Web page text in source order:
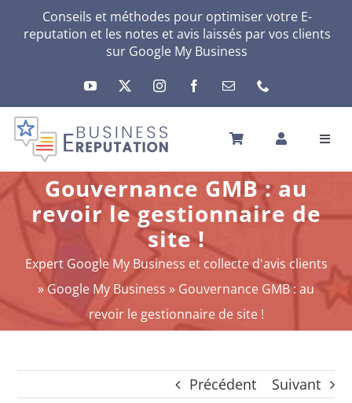
Conseils et méthodes pour optimiser votre E-
reputation et les notes et avis laissés par vos clients
sur Google My Business
ACCUEIL
VOTRE E-RÉPUTATION
VOTRE ACTIVITÉ
MES SERVICES
AUTRES SOLUTIONS
ACTU
CONTACT
Panier
Gouvernance GMB : au
revoir le gestionnaire de
site !
Expert Google My Business et collecte d'avis clients
»Google My Business » Gouvernance GMB : au
revoir le gestionnaire de site !
Précédent Suivant